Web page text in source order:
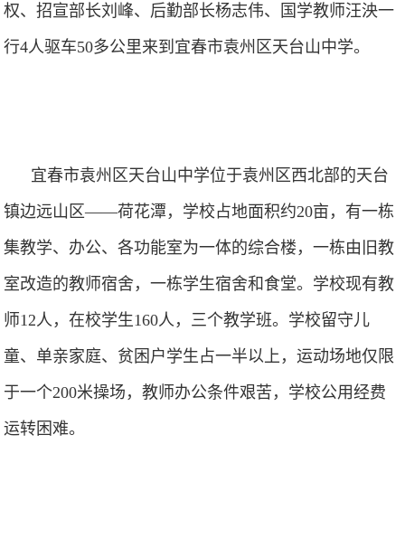
权、招宣部长刘峰、后勤部长杨志伟、国学教师汪泱一
行4人驱车50多公里来到宜春市袁州区天台山中学。
宜春市袁州区天台山中学位于袁州区西北部的天台
镇边远山区——荷花潭，学校占地面积约20亩，有一栋
集教学、办公、各功能室为一体的综合楼，一栋由旧教
室改造的教师宿舍，一栋学生宿舍和食堂。学校现有教
师12人，在校学生160人，三个教学班。学校留守儿
童、单亲家庭、贫困户学生占一半以上，运动场地仅限
于一个200米操场，教师办公条件艰苦，学校公用经费
运转困难。